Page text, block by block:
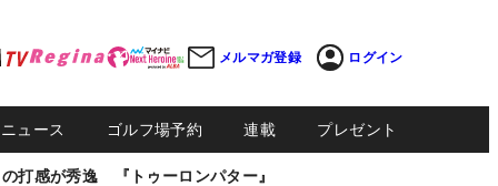
メルマガ登録 ログイン
ュース ゴルフ場予約 連載 プレゼント
打感が秀逸 『トゥーロンパター』